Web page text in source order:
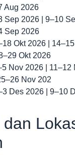
Aug 2026
Sep 2026 | 9–10
Sep 2026
Okt 2026 |
Okt 2026
Nov 2026 |
Nov 202
Des 2026 | 9–10